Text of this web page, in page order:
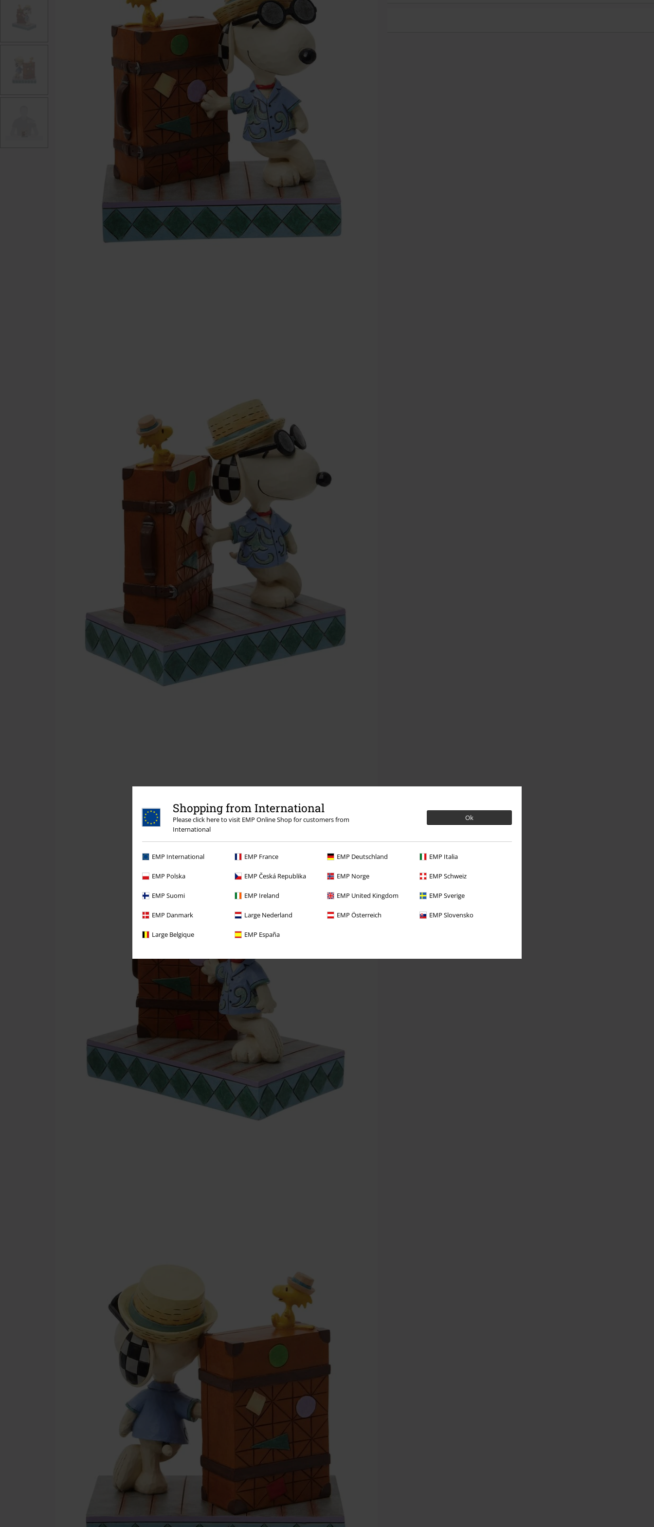
Shopping from International
Please click here to visit EMP Online Shop for customers from
International
Ok
EMP International EMP France EMP Deutschland EMP Italia
EMP Polska EMP Česká Republika EMP Norge EMP Schweiz
EMP Suomi EMP Ireland EMP United Kingdom EMP Sverige
EMP Danmark Large Nederland EMP Österreich EMP Slovensko
Large Belgique EMP España